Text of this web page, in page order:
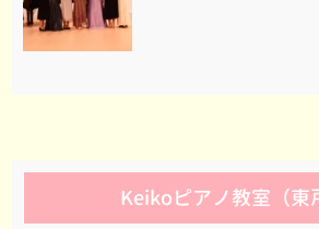
Keikoピアノ教室（東